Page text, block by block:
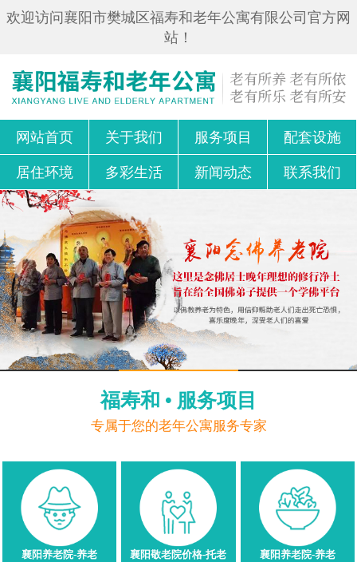
欢迎访问襄阳市樊城区福寿和老年公寓有限公司官方网
站！
网站首页 关于我们 服务项目 配套设施
居住环境 多彩生活 新闻动态 联系我们
福寿和 • 服务项目
专属于您的老年公寓服务专家
襄阳养老院-养老 襄阳敬老院价格-托老 襄阳养老院-养老